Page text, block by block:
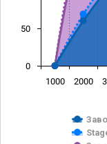
1000 2000
0
50